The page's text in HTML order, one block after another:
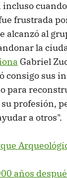
incluso
frustrada
alcanzó al
la
Gabriel
consigo sus
para
profesión,
a otros".
años